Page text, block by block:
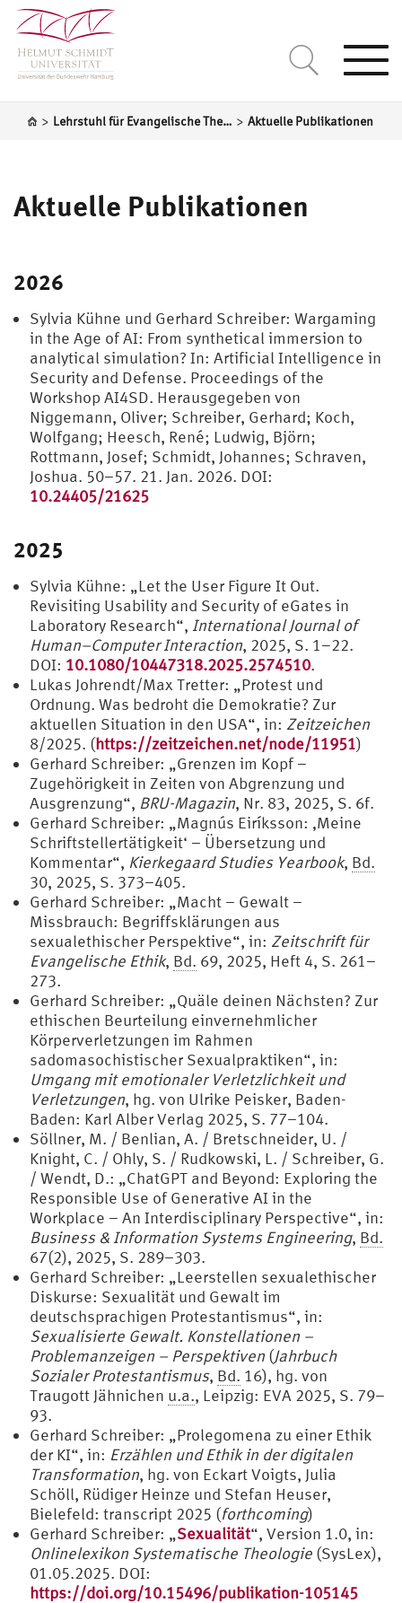
> Lehrstuhl für Evangelische Theologie unter besonderer Berücksichtigung der Sozialethik und der Theologiegeschichte > Aktuelle Publikationen
Aktuelle Publikationen
2026
Sylvia Kühne und Gerhard Schreiber: Wargaming
in the Age of AI: From synthetical immersion to
analytical simulation? In: Artificial Intelligence in
Security and Defense. Proceedings of the
Workshop AI4SD. Herausgegeben von
Niggemann, Oliver; Schreiber, Gerhard; Koch,
Wolfgang; Heesch, René; Ludwig, Björn;
Rottmann, Josef; Schmidt, Johannes; Schraven,
Joshua. 50–57. 21. Jan. 2026. DOI:
10.24405/21625
2025
Sylvia Kühne: „Let the User Figure It Out.
Revisiting Usability and Security of eGates in
Laboratory Research“, International Journal of
Human–Computer Interaction, 2025, S. 1–22.
DOI: 10.1080/10447318.2025.2574510.
Lukas Johrendt/Max Tretter: „Protest und
Ordnung. Was bedroht die Demokratie? Zur
aktuellen Situation in den USA“, in: Zeitzeichen
8/2025. (https://zeitzeichen.net/node/11951)
Gerhard Schreiber: „Grenzen im Kopf –
Zugehörigkeit in Zeiten von Abgrenzung und
Ausgrenzung“, BRU-Magazin, Nr. 83, 2025, S. 6f.
Gerhard Schreiber: „Magnús Eiríksson: ‚Meine
Schriftstellertätigkeit‘ – Übersetzung und
Kommentar“, Kierkegaard Studies Yearbook, Bd.
30, 2025, S. 373–405.
Gerhard Schreiber: „Macht – Gewalt –
Missbrauch: Begriffsklärungen aus
sexualethischer Perspektive“, in: Zeitschrift für
Evangelische Ethik, Bd. 69, 2025, Heft 4, S. 261–
273.
Gerhard Schreiber: „Quäle deinen Nächsten? Zur
ethischen Beurteilung einvernehmlicher
Körperverletzungen im Rahmen
sadomasochistischer Sexualpraktiken“, in:
Umgang mit emotionaler Verletzlichkeit und
Verletzungen, hg. von Ulrike Peisker, Baden-
Baden: Karl Alber Verlag 2025, S. 77–104.
Söllner, M. / Benlian, A. / Bretschneider, U. /
Knight, C. / Ohly, S. / Rudkowski, L. / Schreiber, G.
/ Wendt, D.: „ChatGPT and Beyond: Exploring the
Responsible Use of Generative AI in the
Workplace – An Interdisciplinary Perspective“, in:
Business & Information Systems Engineering, Bd.
67(2), 2025, S. 289–303.
Gerhard Schreiber: „Leerstellen sexualethischer
Diskurse: Sexualität und Gewalt im
deutschsprachigen Protestantismus“, in:
Sexualisierte Gewalt. Konstellationen –
Problemanzeigen – Perspektiven(Jahrbuch
Sozialer Protestantismus, Bd. 16), hg. von
Traugott Jähnichen u.a., Leipzig: EVA 2025, S. 79–
93.
Gerhard Schreiber: „Prolegomena zu einer Ethik
der KI“, in: Erzählen und Ethik in der digitalen
Transformation, hg. von Eckart Voigts, Julia
Schöll, Rüdiger Heinze und Stefan Heuser,
Bielefeld: transcript 2025 (forthcoming)
Gerhard Schreiber: „Sexualität“, Version 1.0, in:
Onlinelexikon Systematische Theologie (SysLex),
01.05.2025. DOI:
https://doi.org/10.15496/publikation-105145